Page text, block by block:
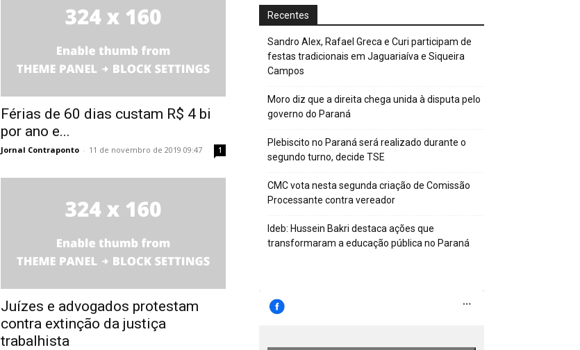
Férias de 60 dias custam R$ 4 bi
por ano e...
Jornal Contraponto - 11 de novembro de 2019 09:47 1
Juízes e advogados protestam
contra extinção da justiça
trabalhista
Recentes
Sandro Alex, Rafael Greca e Curi participam de
festas tradicionais em Jaguariaíva e Siqueira
Campos
Moro diz que a direita chega unida à disputa pelo
governo do Paraná
Plebiscito no Paraná será realizado durante o
segundo turno, decide TSE
CMC vota nesta segunda criação de Comissão
Processante contra vereador
Ideb: Hussein Bakri destaca ações que
transformaram a educação pública no Paraná